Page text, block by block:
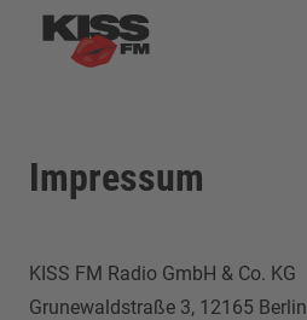
Impressum
KISS FM Radio GmbH & Co. KG
Grunewaldstraße 3, 12165 Berlin